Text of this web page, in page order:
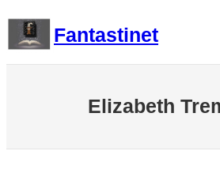
contenu
Fantastinet
Elizabeth